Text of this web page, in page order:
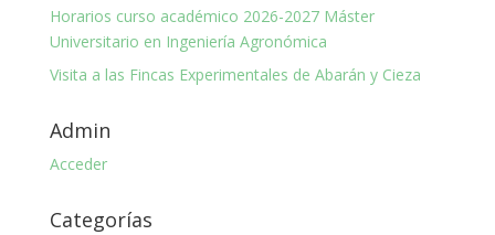
Horarios curso académico 2026-2027 Máster
Universitario en Ingeniería Agronómica
Visita a las Fincas Experimentales de Abarán y Cieza
Admin
Acceder
Categorías